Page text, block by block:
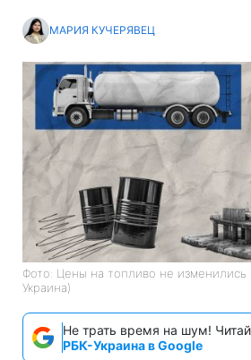
МАРИЯ КУЧЕРЯВЕЦ
Фото: Цены на топливо не изменились
Украина)
Не трать время на шум!
РБК-Украина в Google